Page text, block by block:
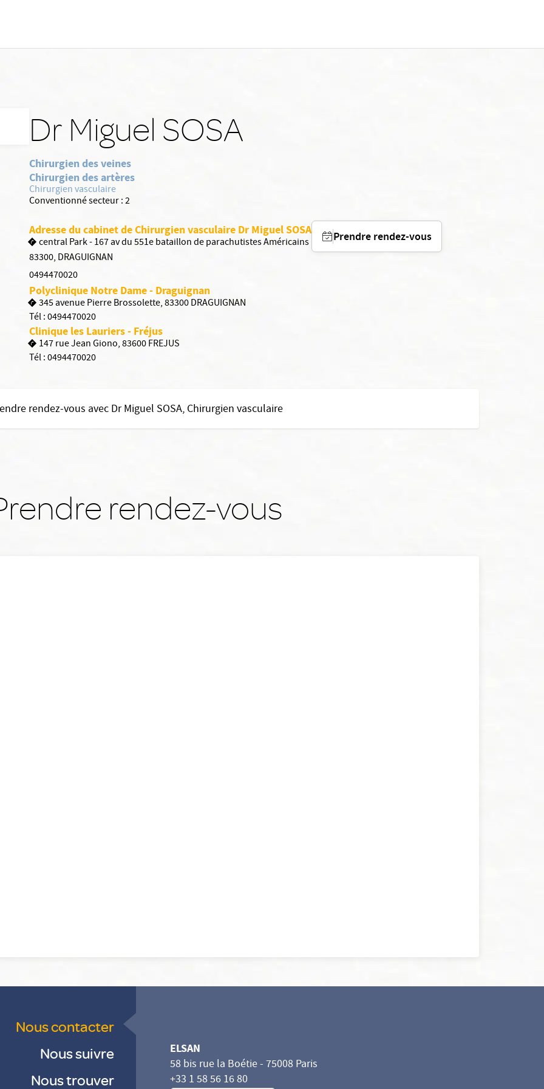
Dr Miguel SOSA
Chirurgien des veines
Chirurgien des artères
Chirurgien vasculaire
Conventionné secteur :2
Adresse du cabinet de Chirurgien vasculaire Dr Miguel SOSA
central Park - 167 av du 551e bataillon de parachutistes Américains
83300, DRAGUIGNAN
0494470020
Polyclinique Notre Dame - Draguignan
345 avenue Pierre Brossolette, 83300 DRAGUIGNAN
Tél :0494470020
Clinique les Lauriers - Fréjus
147 rue Jean Giono, 83600 FREJUS
Tél :0494470020
Prendre rendez-vous
rendez-vous avec Dr Miguel SOSA, Chirurgien vasculaire
rendez-vous
Nous contacter
Nous suivre
Nous trouver
ELSAN
58 bis rue la Boétie - 75008 Paris
+33 1 58 56 16 80